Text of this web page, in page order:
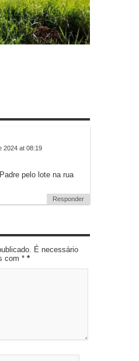
2024 at 08:19
pelo lote na rua
Responder
É necessário
com * *